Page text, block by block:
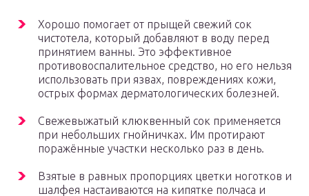
Хорошо помогает от прыщей свежий сок
чистотела, который добавляют в воду перед
принятием ванны. Это эффективное
противовоспалительное средство, но его нельзя
использовать при язвах, повреждениях кожи,
острых формах дерматологических болезней.
Свежевыжатый клюквенный сок применяется
при небольших гнойничках. Им протирают
поражённые участки несколько раз в день.
Взятые в равных пропорциях цветки ноготков и
шалфея настаиваются на кипятке полчаса и